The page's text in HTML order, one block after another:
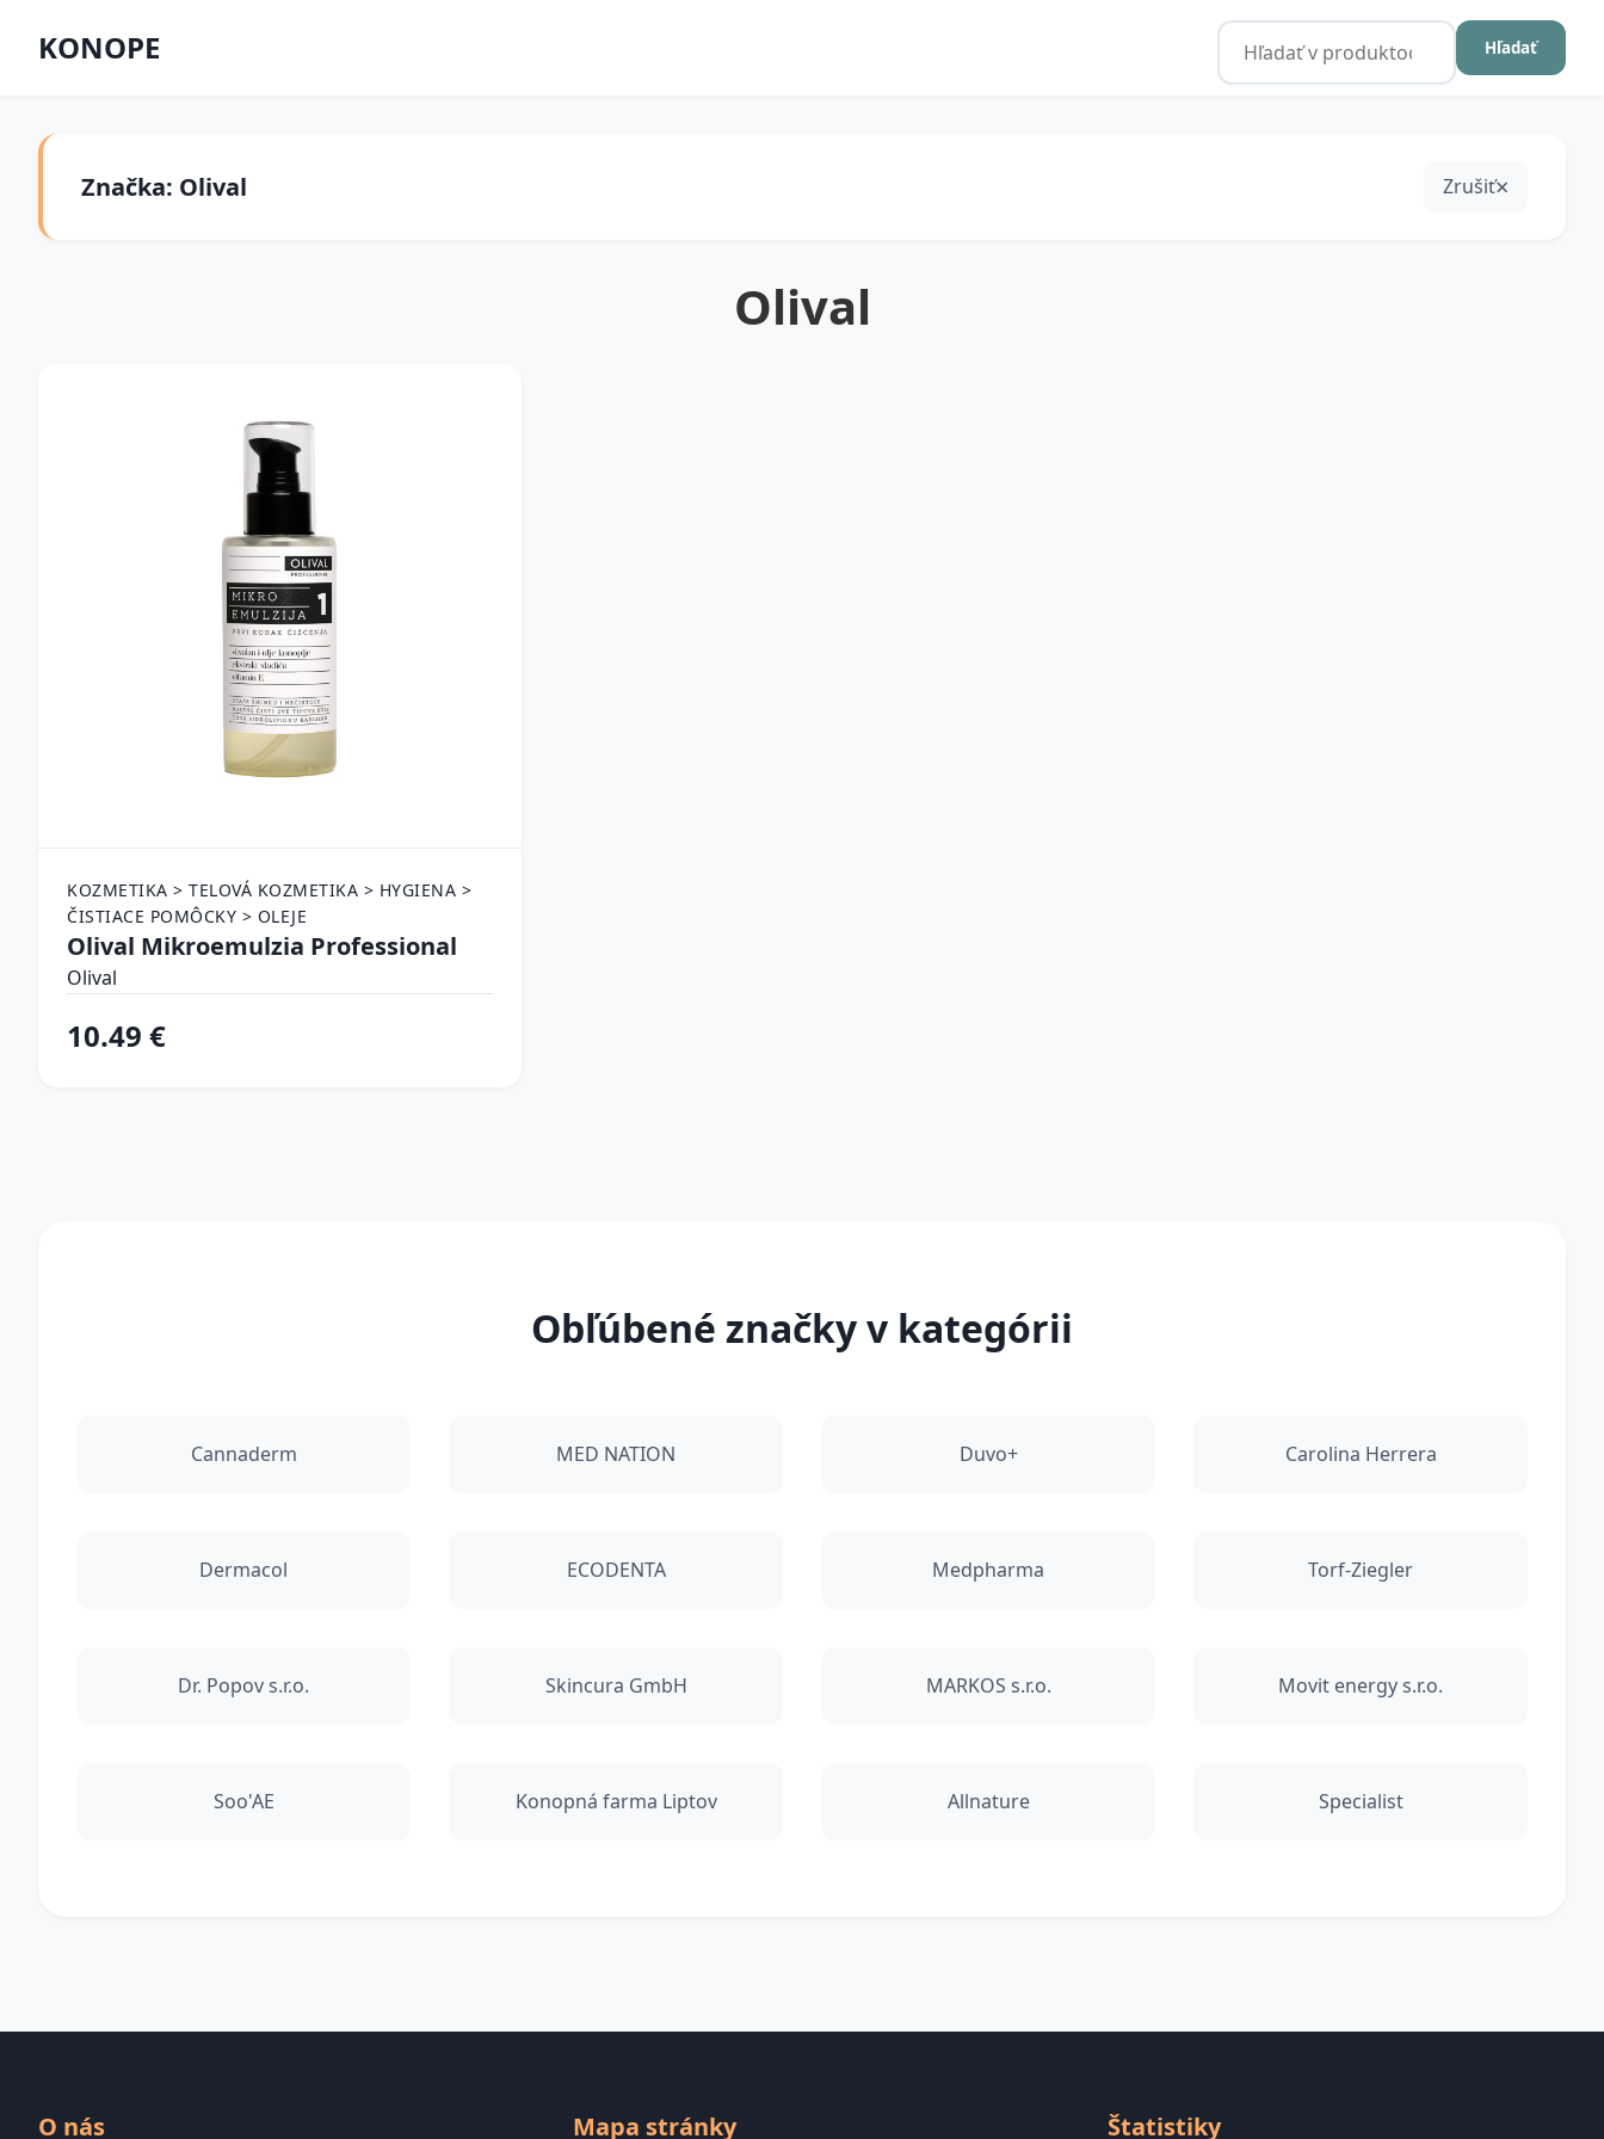
KONOPE Hľadať
Značka: Olival Zrušiť
Olival
KOZMETIKA > TELOVÁ KOZMETIKA > HYGIENA >
ČISTIACE POMÔCKY > OLEJE
Olival Mikroemulzia Professional
Olival
10.49 €
Obľúbené značky v kategórii
Cannaderm MED NATION Duvo+ Carolina Herrera
Dermacol ECODENTA Medpharma Torf-Ziegler
Dr. Popov s.r.o. Skincura GmbH MARKOS s.r.o. Movit energy s.r.o.
Soo'AE Konopná farma Liptov Allnature Specialist
O nás Mapa stránky Štatistiky